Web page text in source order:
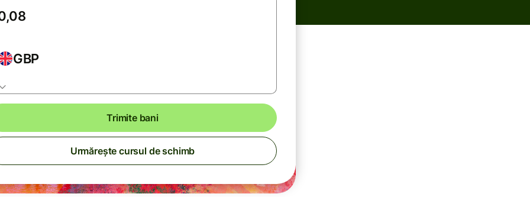
GBP
Trimite bani
Urmărește cursul de schimb